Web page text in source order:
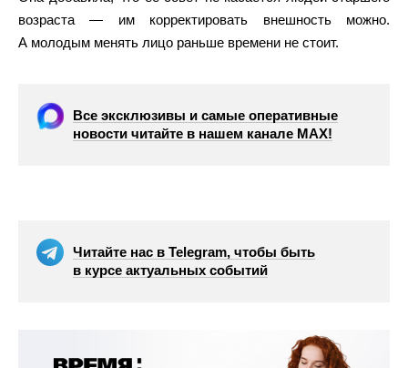
возраста — им корректировать внешность можно.
А молодым менять лицо раньше времени не стоит.
Все эксклюзивы и самые оперативные
новости читайте в нашем канале МАХ!
Читайте нас в Telegram, чтобы быть
в курсе актуальных событий